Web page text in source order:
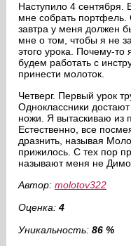
Наступило 4 сентября.
мне собрать
завтра у меня должен
мне о том, чтобы я не
этого урока. Почему-
будем работать с
принести молоток.
Четверг. Первый урок
Одноклассники
ножи. Я вытаскиваю из
Естественно, все
дразнить, называя
прижилось. С тех пор
называют меня не
Автор: molotov322
Оценка: 4
Уникальность: 86 %